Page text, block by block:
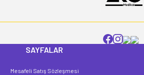
SAYFALAR
Mesafeli Satış Sözleşmesi